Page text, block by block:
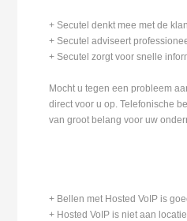
+ Secutel denkt mee met de
+ Secutel adviseert
+ Secutel zorgt voor snelle
Mocht u tegen een probleem
direct voor u op. Telefonische
van groot belang voor uw
+ Bellen met Hosted VoIP is
+ Hosted VoIP is niet aan